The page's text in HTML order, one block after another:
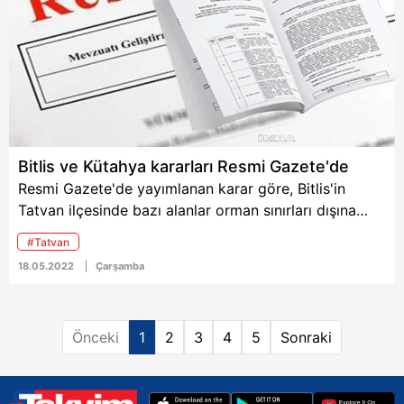
6698 sayılı Kişisel Verilerin Korunması Kanunu uyarınca
hazırlanmış Aydınlatma Metnimizi okumak ve sitemizde
ilgili mevzuata uygun olarak kullanılan çerezlerle ilgili bilgi
almak için lütfentıklayınız
habere ilişkin detaylar...
Bitlis ve Kütahya kararları Resmi Gazete'de
Resmi Gazete'de yayımlanan karar göre, Bitlis'in
Tatvan ilçesinde bazı alanlar orman sınırları dışına
çıkartılırken, Kütahya'nın Simav ilçesinde bazı
taşınmazların acele kamulaştırılmasına karar verildi.
#Tatvan
18.05.2022 Çarşamba
Önceki 1 2 3 4 5 Sonraki